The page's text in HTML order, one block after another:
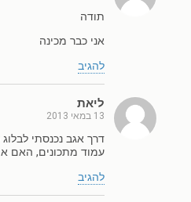
תודה
אני כבר מכינה
להגיב
ליאת
13 במאי 2013
דרך אגב נכנסתי
עמוד מתכונים, האם
להגיב